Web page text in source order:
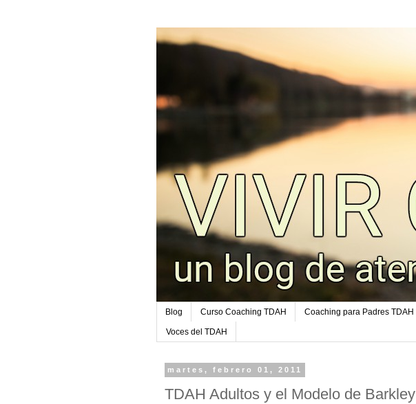
Blog Curso Coaching TDAH Coaching para Padres TDAH
Voces del TDAH
martes, febrero 01, 2011
TDAH Adultos y el Modelo de Barkley